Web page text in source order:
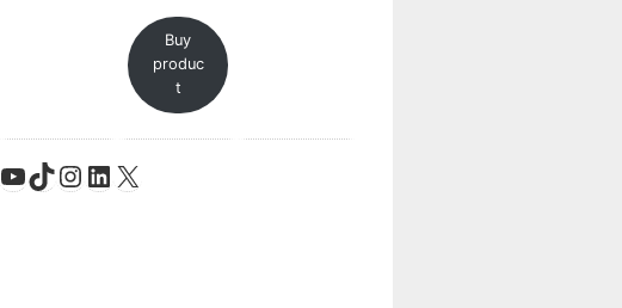
Buy
produc
t
YouTube
TikTok
Instagram
LinkedIn
X